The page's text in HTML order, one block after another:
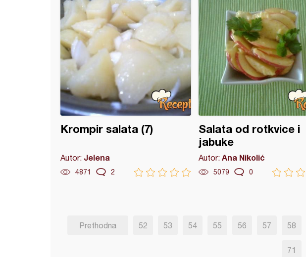
Krompir salata (7)
Autor: Jelena
4871 2
Salata od rotkvice i
jabuke
Autor: Ana Nikolić
5079 0
Prethodna 52 53 54 55 56 57 58
71